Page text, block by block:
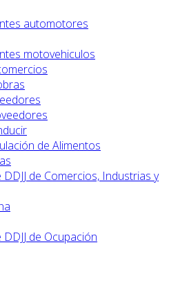
automotores
motovehiculos
de Alimentos
de Comercios, Industrias y
de Ocupación